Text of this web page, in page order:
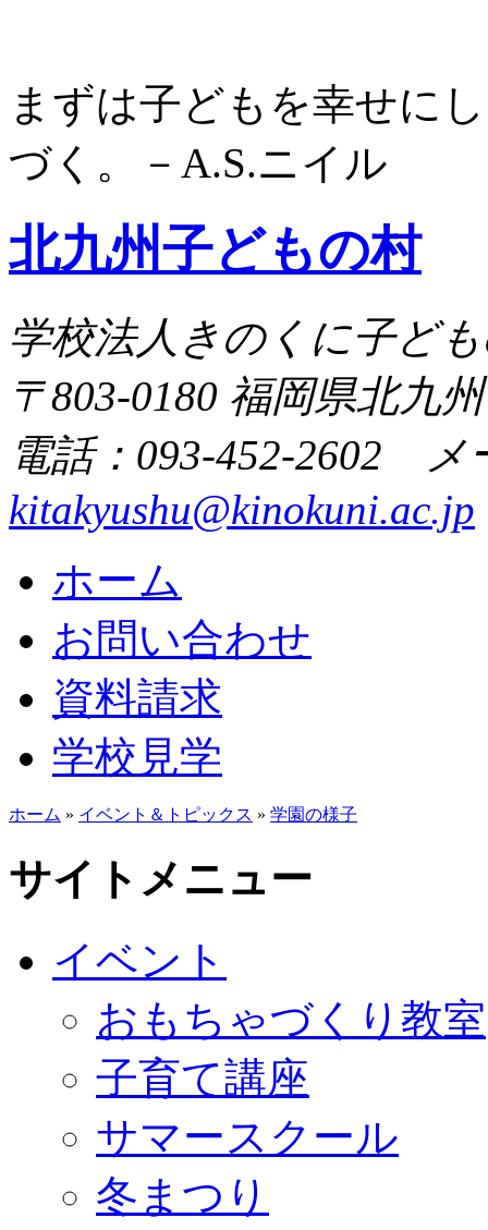
まずは子どもを幸せに
づく。－A.S.ニイル
北九州子どもの村
学校法人きのくに子ど
〒803-0180 福岡県北九
電話：093-452-2602 メ
kitakyushu@kinokuni.ac.jp
ホーム
お問い合わせ
資料請求
学校見学
ホーム » イベント＆トピックス » 学園の様子
サイトメニュー
イベント
おもちゃづくり教室
子育て講座
サマースクール
冬まつり